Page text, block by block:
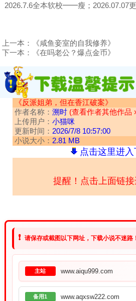
2026.7.6全本软校━━瘦；2026.07.07
上一本：
《咸鱼妾室的自我修养》
下一本：
《在吗老公？爆点金币》
《反派姐弟，但在香江破案》
作者名称： 溯时 (查看作者其他作品
上传用户： 小猫咪
更新时间： 2026/7/8 10:57:00
小说大小： 2.81 MB
点击这里进入
提醒！点击上面链接
❗ 请保存或截图以下网址，下载小说不迷路！
主站 www.aiqu999.com
备用1 www.aqxsw222.com